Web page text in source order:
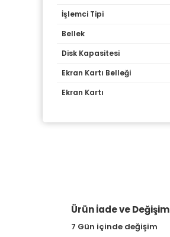
İşlemci Tipi
Bellek
Disk Kapasitesi
Ekran Kartı Belleği
Ekran Kartı
Ürün İade ve Değişim
7 Gün içinde değişim